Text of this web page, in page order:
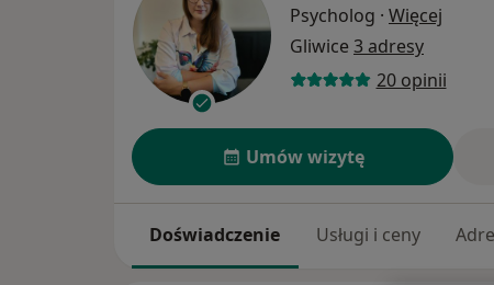
Psycholog · Więcej
Gliwice 3 adresy
20 opinii
Umów wizytę
Doświadczenie Usługi i ceny